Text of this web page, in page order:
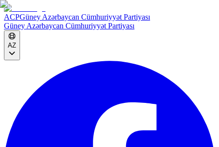
ACPGüney Azərbaycan Cümhuriyyət Partiyası
Güney Azərbaycan Cümhuriyyət Partiyası
AZ